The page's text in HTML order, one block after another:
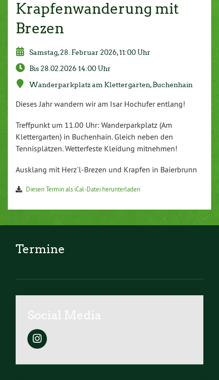
Krapfenwanderung mit
Brezen
Samstag, 28. Februar 2026, 11:00 Uhr
Bis 28.02.2026 14:00 Uhr
Wanderparkplatz am Klettergarten, Buchenhain
Dieses Jahr wandern wir am Isar Hochufer entlang!
Treffpunkt um 11.00 Uhr: Wanderparkplatz (Am
Klettergarten) in Buchenhain. Gleich neben den
Tennisplätzen. Wetterfeste Kleidung mitnehmen!
Ausklang mit Herz´l-Brezen und Krapfen in Baierbrunn
Diesen Termin als iCal-Datei herunterladen
Termine
Social Media